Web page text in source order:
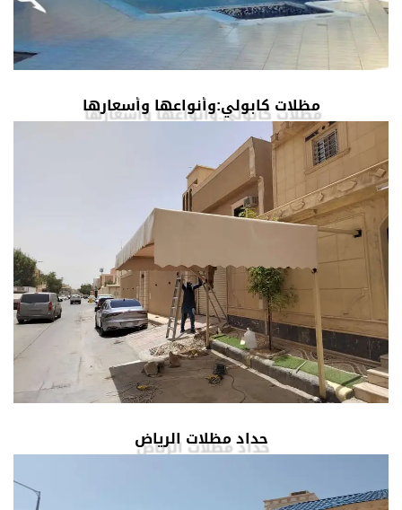
مظلات كابولي:وأنواعها وأسعارها
حداد مظلات الرياض